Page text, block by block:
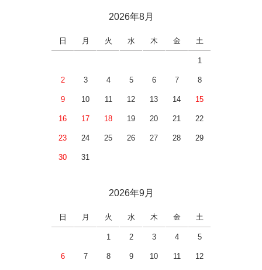
2026年8月
日 月 火 水 木 金 土
1
2 3 4 5 6 7 8
9 10 11 12 13 14 15
16 17 18 19 20 21 22
23 24 25 26 27 28 29
30 31
2026年9月
日 月 火 水 木 金 土
1 2 3 4 5
6 7 8 9 10 11 12